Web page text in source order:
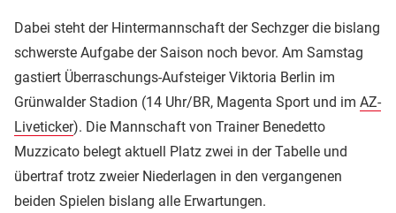
Dabei steht der Hintermannschaft der Sechzger die bislang
schwerste Aufgabe der Saison noch bevor. Am Samstag
gastiert Überraschungs-Aufsteiger Viktoria Berlin im
Grünwalder Stadion (14 Uhr/BR, Magenta Sport und im AZ-
Liveticker). Die Mannschaft von Trainer Benedetto
Muzzicato belegt aktuell Platz zwei in der Tabelle und
übertraf trotz zweier Niederlagen in den vergangenen
beiden Spielen bislang alle Erwartungen.